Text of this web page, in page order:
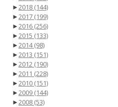
►2018 (144)
►2017 (199)
►2016 (256)
►2015 (133)
►2014(98)
►2013 (151)
►2012 (190)
►2011 (228)
►2010 (151)
►2009 (144)
►2008 (53)